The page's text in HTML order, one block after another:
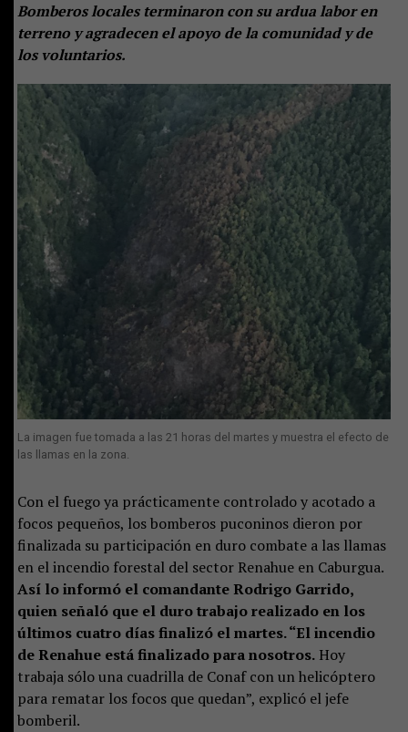
Bomberos locales terminaron con su ardua labor en
terreno y agradecen el apoyo de la comunidad y de
los voluntarios.
La imagen fue tomada a las 21 horas del martes y muestra el efecto de
las llamas en la zona.
Con el fuego ya prácticamente controlado y acotado a
focos pequeños, los bomberos puconinos dieron por
finalizada su participación en duro combate a las llamas
en el incendio forestal del sector Renahue en Caburgua.
Así lo informó el comandante Rodrigo Garrido,
quien señaló que el duro trabajo realizado en los
últimos cuatro días finalizó el martes. “El incendio
de Renahue está finalizado para nosotros.Hoy
trabaja sólo una cuadrilla de Conaf con un helicóptero
para rematar los focos que quedan”, explicó el jefe
bomberil.